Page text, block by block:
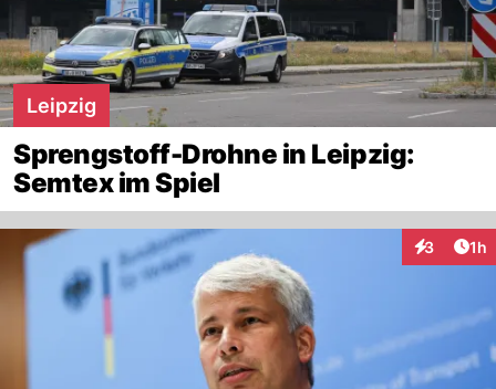
Leipzig
Sprengstoff-Drohne in Leipzig:
Semtex im Spiel
3 1h